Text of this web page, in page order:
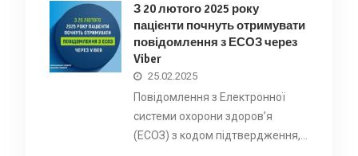
З 20 лютого 2025 року
пацієнти почнуть отримувати
повідомлення з ЕСОЗ через
Viber
25.02.2025
Повідомлення з Електронної
системи охорони здоровʼя
(ЕСОЗ) з кодом підтвердження,…